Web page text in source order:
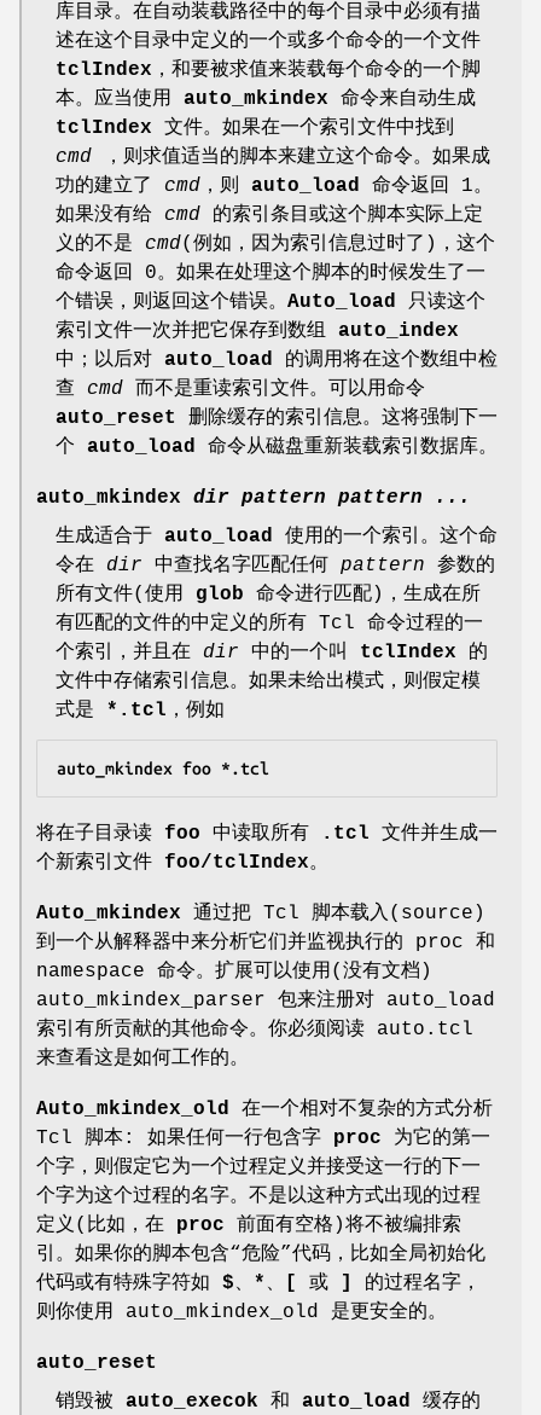
库目录。在自动装载路径中的每个目录中必须有描
述在这个目录中定义的一个或多个命令的一个文件
tclIndex ，和要被求值来装载每个命令的一个脚
本。应当使用 auto_mkindex 命令来自动生成
tclIndex 文件。如果在一个索引文件中找到
cmd ，则求值适当的脚本来建立这个命令。如果成
功的建立了 cmd ，则 auto_load 命令返回 1。
如果没有给 cmd 的索引条目或这个脚本实际上定
义的不是 cmd(例如，因为索引信息过时了)，这个
命令返回 0。如果在处理这个脚本的时候发生了一
个错误，则返回这个错误。 Auto_load 只读这个
索引文件一次并把它保存到数组 auto_index
中；以后对 auto_load 的调用将在这个数组中检
查 cmd 而不是重读索引文件。可以用命令
auto_reset 删除缓存的索引信息。这将强制下一
个 auto_load 命令从磁盘重新装载索引数据库。
auto_mkindex dir pattern pattern ...
生成适合于 auto_load 使用的一个索引。这个命
令在 dir 中查找名字匹配任何 pattern 参数的
所有文件(使用 glob 命令进行匹配)，生成在所
有匹配的文件的中定义的所有 Tcl 命令过程的一
个索引，并且在 dir 中的一个叫 tclIndex 的
文件中存储索引信息。如果未给出模式，则假定模
式是 *.tcl ，例如
auto_mkindex foo *.tcl
将在子目录读 foo 中读取所有 .tcl 文件并生成一
个新索引文件 foo/tclIndex。
Auto_mkindex 通过把 Tcl 脚本载入(source)
到一个从解释器中来分析它们并监视执行的 proc 和
namespace 命令。扩展可以使用(没有文档)
auto_mkindex_parser 包来注册对 auto_load
索引有所贡献的其他命令。你必须阅读 auto.tcl
来查看这是如何工作的。
Auto_mkindex_old 在一个相对不复杂的方式分析
Tcl 脚本: 如果任何一行包含字 proc 为它的第一
个字，则假定它为一个过程定义并接受这一行的下一
个字为这个过程的名字。不是以这种方式出现的过程
定义(比如，在 proc 前面有空格)将不被编排索
引。如果你的脚本包含“危险”代码，比如全局初始化
代码或有特殊字符如 $、 * 、 或
的过程名字，
则你使用 auto_mkindex_old 是更安全的。
auto_reset
销毁被 auto_execok 和 auto_load 缓存的